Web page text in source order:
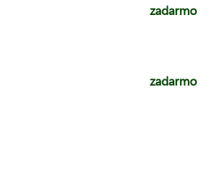
zadarmo
zadarmo